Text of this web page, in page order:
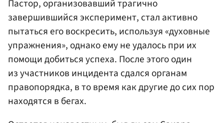
Пастор, организовавший трагично
завершившийся эксперимент, стал активно
пытаться его воскресить, используя «духовные
упражнения», однако ему не удалось при их
помощи добиться успеха. После этого один
из участников инцидента сдался органам
правопорядка, в то время как другие до сих пор
находятся в бегах.